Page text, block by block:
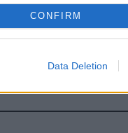
CONFIRM
Data Deletion
δήμαρχο. «Στη
προσωπικά με το